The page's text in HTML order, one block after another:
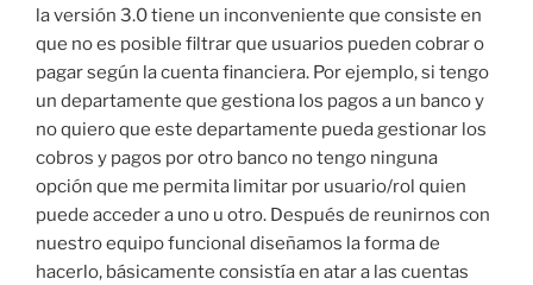
la versión 3.0 tiene un inconveniente que consiste en
que no es posible filtrar que usuarios pueden cobrar o
pagar según la cuenta financiera. Por ejemplo, si tengo
un departamente que gestiona los pagos a un banco y
no quiero que este departamente pueda gestionar los
cobros y pagos por otro banco no tengo ninguna
opción que me permita limitar por usuario/rol quien
puede acceder a uno u otro. Después de reunirnos con
nuestro equipo funcional diseñamos la forma de
hacerlo, básicamente consistía en atar a las cuentas